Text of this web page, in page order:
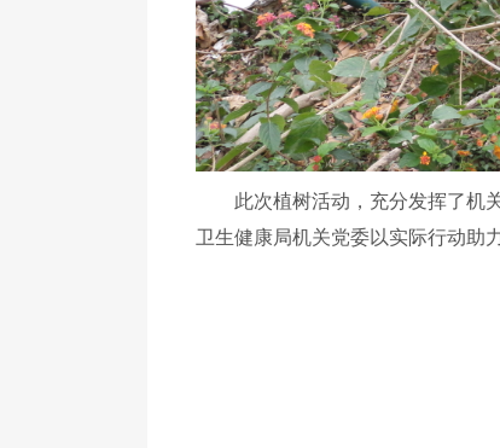
此次植树活动，充分发挥了机关
卫生健康局机关党委以实际行动助